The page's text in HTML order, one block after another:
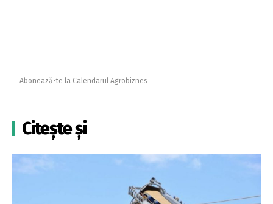
Abonează-te la Calendarul Agrobiznes
Citește și